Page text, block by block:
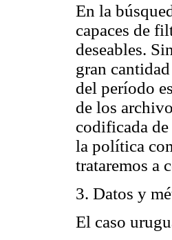
En la
capaces de
deseables.
gran
del período
de los
codificada
la política
trataremos a
3. Datos y
El caso